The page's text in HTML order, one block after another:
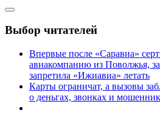
Выбор читателей
Впервые после «Саравиа»
авиакомпанию из Поволжья,
запретила «Ижиавиа» летать
Карты ограничат, а вызовы
о деньгах, звонках и